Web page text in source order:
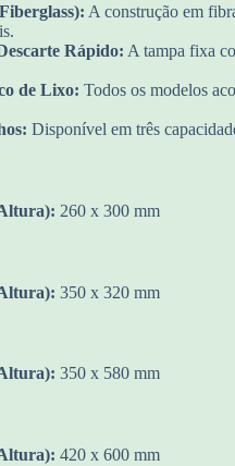
A construção em
Rápido: A tampa fixa
de Lixo: Todos os modelos
Disponível em três
260 x 300 mm
350 x 320 mm
350 x 580 mm
420 x 600 mm